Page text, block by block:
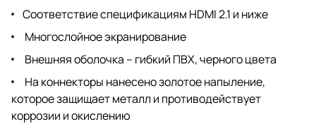
Соответствие спецификациям HDMI 2.1 и ниже
Многослойное экранирование
Внешняя оболочка – гибкий ПВХ, черного цвета
На коннекторы нанесено золотое напыление,
которое защищает металл и противодействует
коррозии и окислению